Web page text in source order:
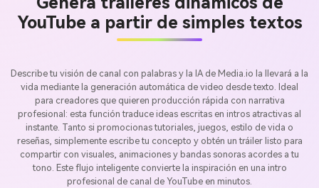
YouTube a partir de simples textos
Describe tu visión de canal con palabras y la IA de Media.io la llevará a la
vida mediante la generación automática de video desde texto. Ideal
para creadores que quieren producción rápida con narrativa
profesional: esta función traduce ideas escritas en intros atractivas al
instante. Tanto si promocionas tutoriales, juegos, estilo de vida o
reseñas, simplemente escribe tu concepto y obtén un tráiler listo para
compartir con visuales, animaciones y bandas sonoras acordes a tu
tono. Este flujo inteligente convierte la inspiración en una intro
profesional de canal de YouTube en minutos.